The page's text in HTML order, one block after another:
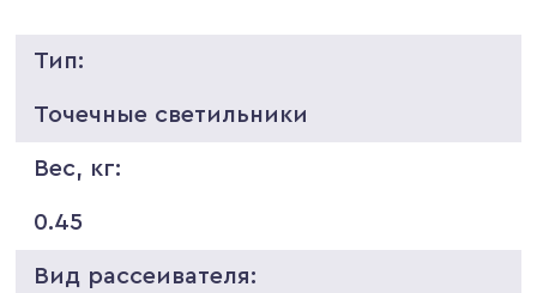
Тип:
Точечные светильники
Вес, кг:
0.45
Вид рассеивателя: